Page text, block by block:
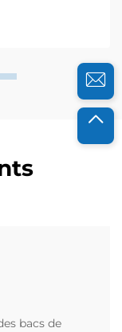
bacs de